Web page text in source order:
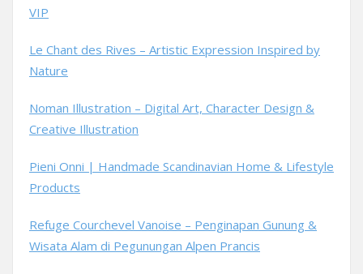
VIP
Le Chant des Rives – Artistic Expression Inspired by
Nature
Noman Illustration – Digital Art, Character Design &
Creative Illustration
Pieni Onni | Handmade Scandinavian Home & Lifestyle
Products
Refuge Courchevel Vanoise – Penginapan Gunung &
Wisata Alam di Pegunungan Alpen Prancis